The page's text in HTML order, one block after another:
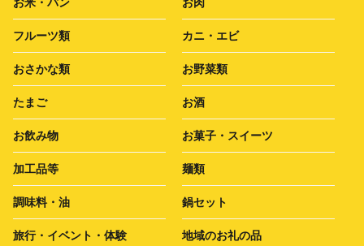
フルーツ類 カニ・エビ
おさかな類 お野菜類
たまご お酒
お飲み物 お菓子・スイーツ
加工品等 麺類
調味料・油 鍋セット
旅行・イベント・体験 地域のお礼の品